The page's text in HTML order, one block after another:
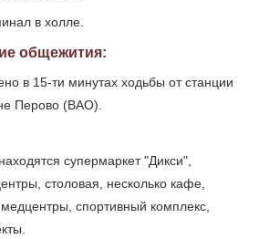
в холле.
общежития:
в 15-ти минутах ходьбы от станции
Перово (ВАО).
супермаркет "Дикси",
столовая, несколько кафе,
спортивный комплекс,